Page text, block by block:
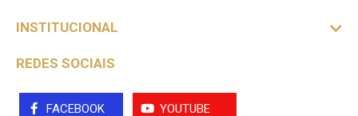
INSTITUCIONAL
REDES SOCIAIS
FACEBOOK YOUTUBE